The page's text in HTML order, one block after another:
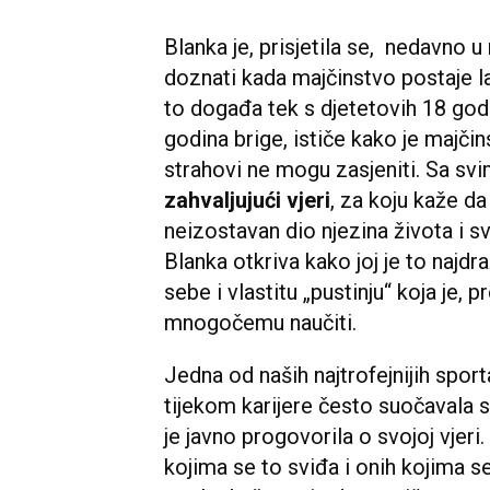
Blanka je, prisjetila se, nedavno
doznati kada majčinstvo postaje
to događa tek s djetetovih 18
godina brige, ističe kako je
strahovi ne mogu zasjeniti. Sa
zahvaljujući vjeri, za koju kaže
neizostavan dio njezina života i
Blanka otkriva kako joj je to
sebe i vlastitu „pustinju“ koja je,
mnogočemu naučiti.
Jedna od naših najtrofejnijih
tijekom karijere često suočavala
je javno progovorila o svojoj
kojima se to sviđa i onih kojima